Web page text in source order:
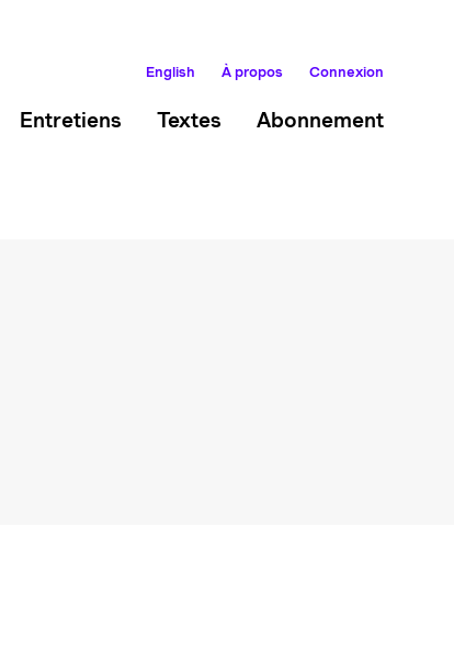
English À propos Connexion
Entretiens Textes Abonnement